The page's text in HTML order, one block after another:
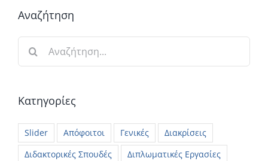
Αναζήτηση
Αναζήτηση
Κατηγορίες
Slider Απόφοιτοι Γενικές
Διακρίσεις
Διδακτορικές Σπουδές
Διπλωματικές Εργασίες